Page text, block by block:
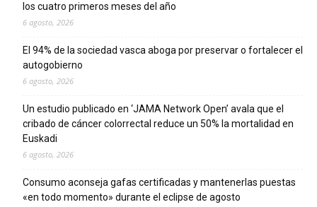
los cuatro primeros meses del año
6 agosto, 2026
El 94% de la sociedad vasca aboga por preservar o fortalecer el
autogobierno
6 agosto, 2026
Un estudio publicado en ‘JAMA Network Open’ avala que el
cribado de cáncer colorrectal reduce un 50% la mortalidad en
Euskadi
6 agosto, 2026
Consumo aconseja gafas certificadas y mantenerlas puestas
«en todo momento» durante el eclipse de agosto